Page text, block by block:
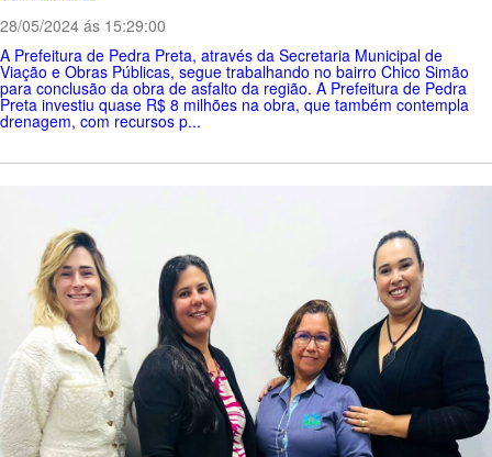
28/05/2024 ás 15:29:00
A Prefeitura de Pedra Preta, através da Secretaria Municipal de
Viação e Obras Públicas, segue trabalhando no bairro Chico Simão
para conclusão da obra de asfalto da região. A Prefeitura de Pedra
Preta investiu quase R$ 8 milhões na obra, que também contempla
drenagem, com recursos p...